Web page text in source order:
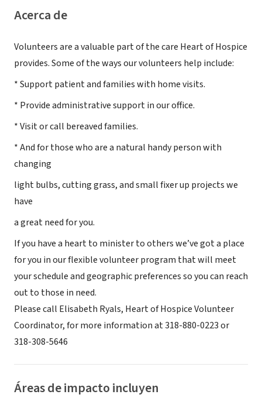
Acerca de
Volunteers are a valuable part of the care Heart of Hospice
provides. Some of the ways our volunteers help include:
* Support patient and families with home visits.
* Provide administrative support in our office.
* Visit or call bereaved families.
* And for those who are a natural handy person with
changing
light bulbs, cutting grass, and small fixer up projects we
have
a great need for you.
If you have a heart to minister to others we’ve got a place
for you in our flexible volunteer program that will meet
your schedule and geographic preferences so you can reach
out to those in need.
Please call Elisabeth Ryals, Heart of Hospice Volunteer
Coordinator, for more information at 318-880-0223 or
318-308-5646
Áreas de impacto incluyen